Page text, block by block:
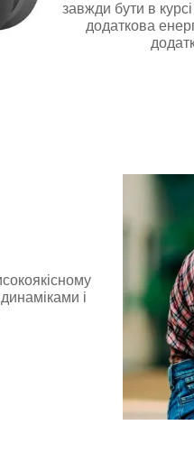
завжди бути в
додаткова
і